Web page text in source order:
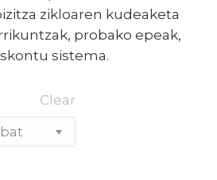
zikloaren kudeaketa
probako epeak,
sistema.
Clear